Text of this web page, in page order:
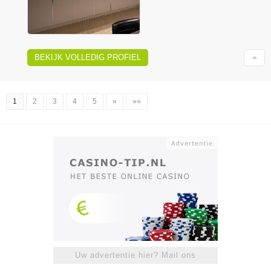
BEKIJK VOLLEDIG PROFIEL
1 2 3 4 5 » »»
Uw advertentie hier? Mail ons